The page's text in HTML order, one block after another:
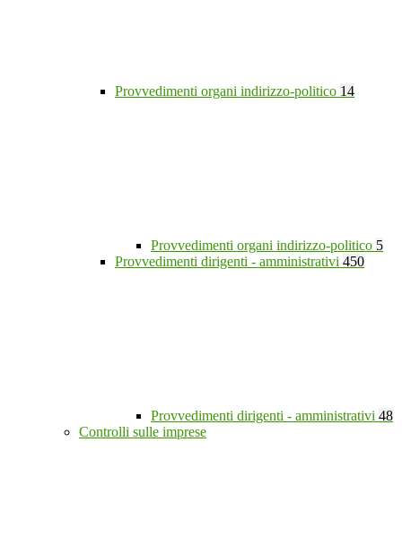
Provvedimenti organi indirizzo-politico 14
Provvedimenti organi indirizzo-politico 5
Provvedimenti dirigenti - amministrativi 450
Provvedimenti dirigenti - amministrativi 48
Controlli sulle imprese